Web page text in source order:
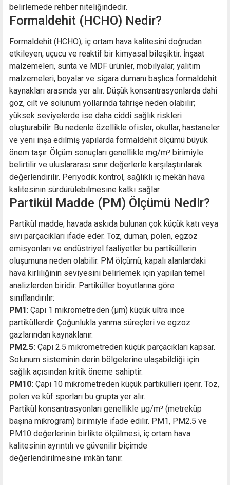
belirlemede rehber niteliğindedir.
Formaldehit (HCHO) Nedir?
Formaldehit (HCHO), iç ortam hava kalitesini doğrudan
etkileyen, uçucu ve reaktif bir kimyasal bileşiktir. İnşaat
malzemeleri, sunta ve MDF ürünler, mobilyalar, yalıtım
malzemeleri, boyalar ve sigara dumanı başlıca formaldehit
kaynakları arasında yer alır. Düşük konsantrasyonlarda dahi
göz, cilt ve solunum yollarında tahrişe neden olabilir;
yüksek seviyelerde ise daha ciddi sağlık riskleri
oluşturabilir. Bu nedenle özellikle ofisler, okullar, hastaneler
ve yeni inşa edilmiş yapılarda formaldehit ölçümü büyük
önem taşır. Ölçüm sonuçları genellikle mg/m³ birimiyle
belirtilir ve uluslararası sınır değerlerle karşılaştırılarak
değerlendirilir. Periyodik kontrol, sağlıklı iç mekân hava
kalitesinin sürdürülebilmesine katkı sağlar.
Partikül Madde (PM) Ölçümü Nedir?
Partikül madde; havada askıda bulunan çok küçük katı veya
sıvı parçacıkları ifade eder. Toz, duman, polen, egzoz
emisyonları ve endüstriyel faaliyetler bu partiküllerin
oluşumuna neden olabilir. PM ölçümü, kapalı alanlardaki
hava kirliliğinin seviyesini belirlemek için yapılan temel
analizlerden biridir. Partiküller boyutlarına göre
sınıflandırılır:
PM1: Çapı 1 mikrometreden (µm) küçük ultra ince
partiküllerdir. Çoğunlukla yanma süreçleri ve egzoz
gazlarından kaynaklanır.
PM2.5: Çapı 2.5 mikrometreden küçük parçacıkları kapsar.
Solunum sisteminin derin bölgelerine ulaşabildiği için
sağlık açısından kritik öneme sahiptir.
PM10: Çapı 10 mikrometreden küçük partikülleri içerir. Toz,
polen ve küf sporları bu grupta yer alır.
Partikül konsantrasyonları genellikle µg/m³ (metreküp
başına mikrogram) birimiyle ifade edilir. PM1, PM2.5 ve
PM10 değerlerinin birlikte ölçülmesi, iç ortam hava
kalitesinin ayrıntılı ve güvenilir biçimde
değerlendirilmesine imkân tanır.